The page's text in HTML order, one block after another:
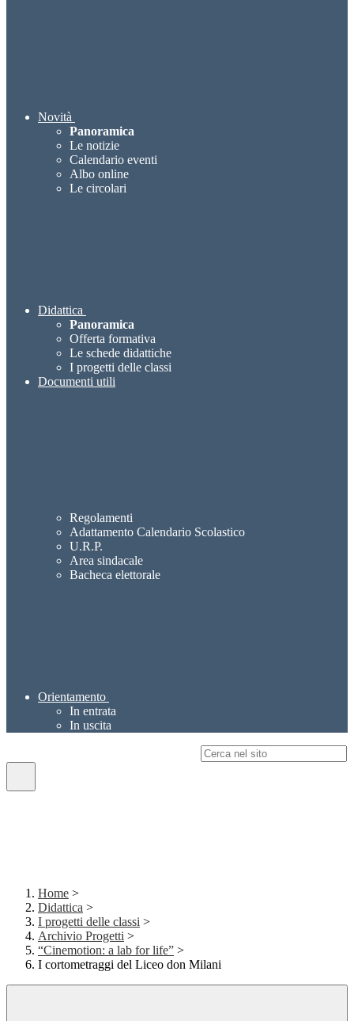
Novità
Panoramica
Le notizie
Calendario eventi
Albo online
Le circolari
Didattica
Panoramica
Offerta formativa
Le schede didattiche
I progetti delle classi
Documenti utili
Regolamenti
Adattamento Calendario Scolastico
U.R.P.
Area sindacale
Bacheca elettorale
Orientamento
In entrata
In uscita
Home >
Didattica >
I progetti delle classi >
Archivio Progetti >
“Cinemotion: a lab for life” >
I cortometraggi del Liceo don Milani